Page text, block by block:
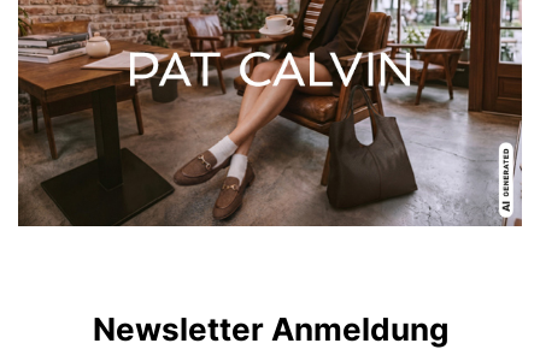
Newsletter Anmeldung